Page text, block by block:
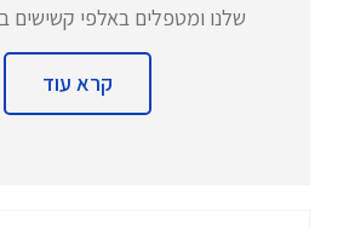
שלנו ומטפלים באלפי קשישים
קרא עוד